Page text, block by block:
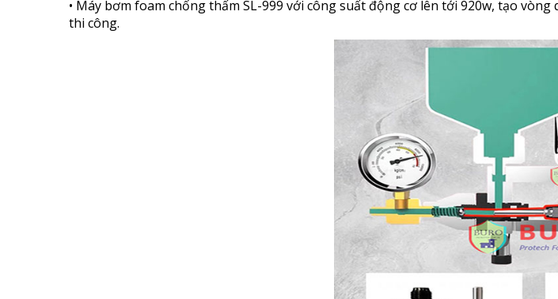
• Máy bơm foam chống thấm SL-999 với công suất động cơ lên tới 920w, tạo
thi công.